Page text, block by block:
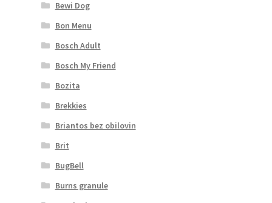
Bewi Dog
Bon Menu
Bosch Adult
Bosch My Friend
Bozita
Brekkies
Briantos bez obilovin
Brit
BugBell
Burns granule